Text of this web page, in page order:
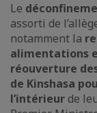
Le
assorti de
notamment la
alimentations
réouverture
de Kinshasa
l’intérieurde